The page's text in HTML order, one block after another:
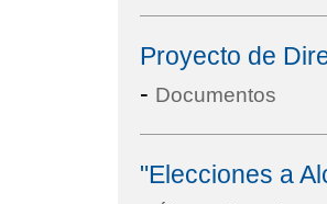
Proyecto de
- Documentos
"Elecciones a